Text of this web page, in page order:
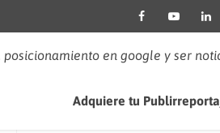
en google y ser
Adquiere tu